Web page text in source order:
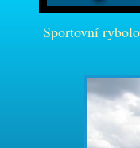
Sportovní